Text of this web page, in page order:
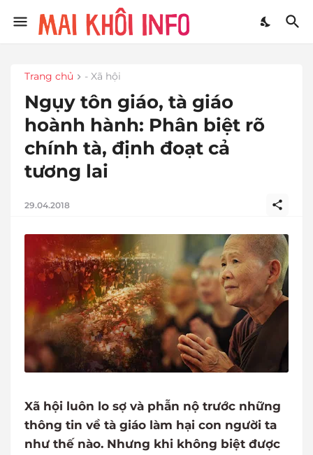
Trang chủ - Xã hội
Ngụy tôn giáo, tà giáo
hoành hành: Phân biệt rõ
chính tà, định đoạt cả
tương lai
29.04.2018
Xã hội luôn lo sợ và phẫn nộ trước những
thông tin về tà giáo làm hại con người ta
như thế nào. Nhưng khi không biệt được